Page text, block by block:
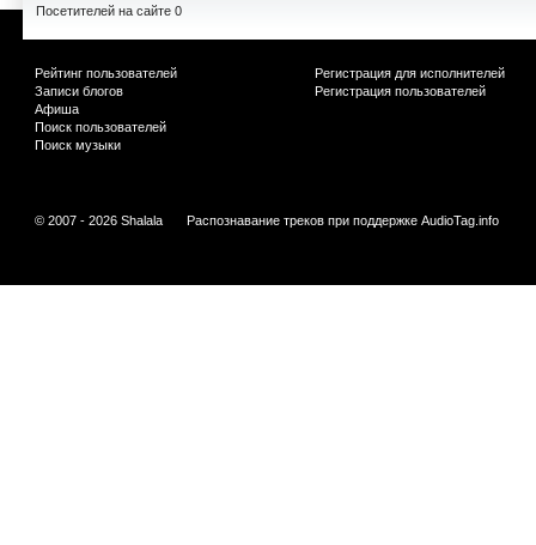
Посетителей на сайте 0
Рейтинг пользователей
Записи блогов
Афиша
Поиск пользователей
Поиск музыки
Регистрация для исполнителей
Регистрация пользователей
© 2007 - 2026 Shalala Распознавание треков при поддержке AudioTag.info